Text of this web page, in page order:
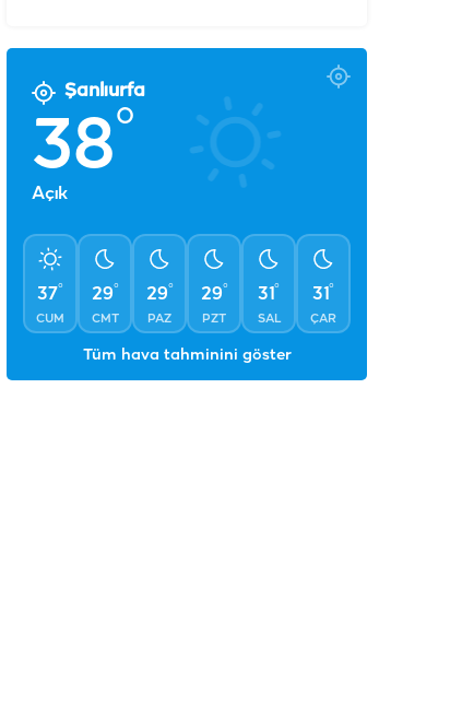
Şanlıurfa
38°
Açık
37°
CUM
29°
CMT
29°
PAZ
29°
PZT
31°
SAL
31°
ÇAR
Tüm hava tahminini göster